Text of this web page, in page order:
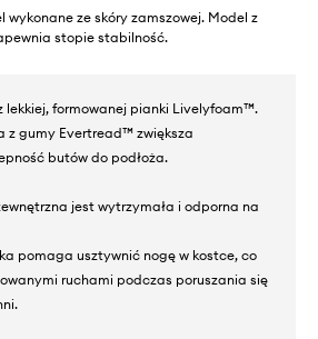
wykonane ze skóry zamszowej. Model z
stopie stabilność.
lekkiej, formowanej pianki Livelyfoam™.
z gumy Evertread™ zwiększa
butów do podłoża.
jest wytrzymała i odporna na
pomaga usztywnić nogę w kostce, co
ruchami podczas poruszania się